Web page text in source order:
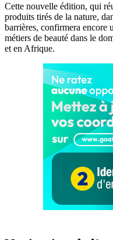
Cette nouvelle édition, qui
produits tirés de la nature,
barrières, confirmera encore
métiers de beauté dans le
et en Afrique.